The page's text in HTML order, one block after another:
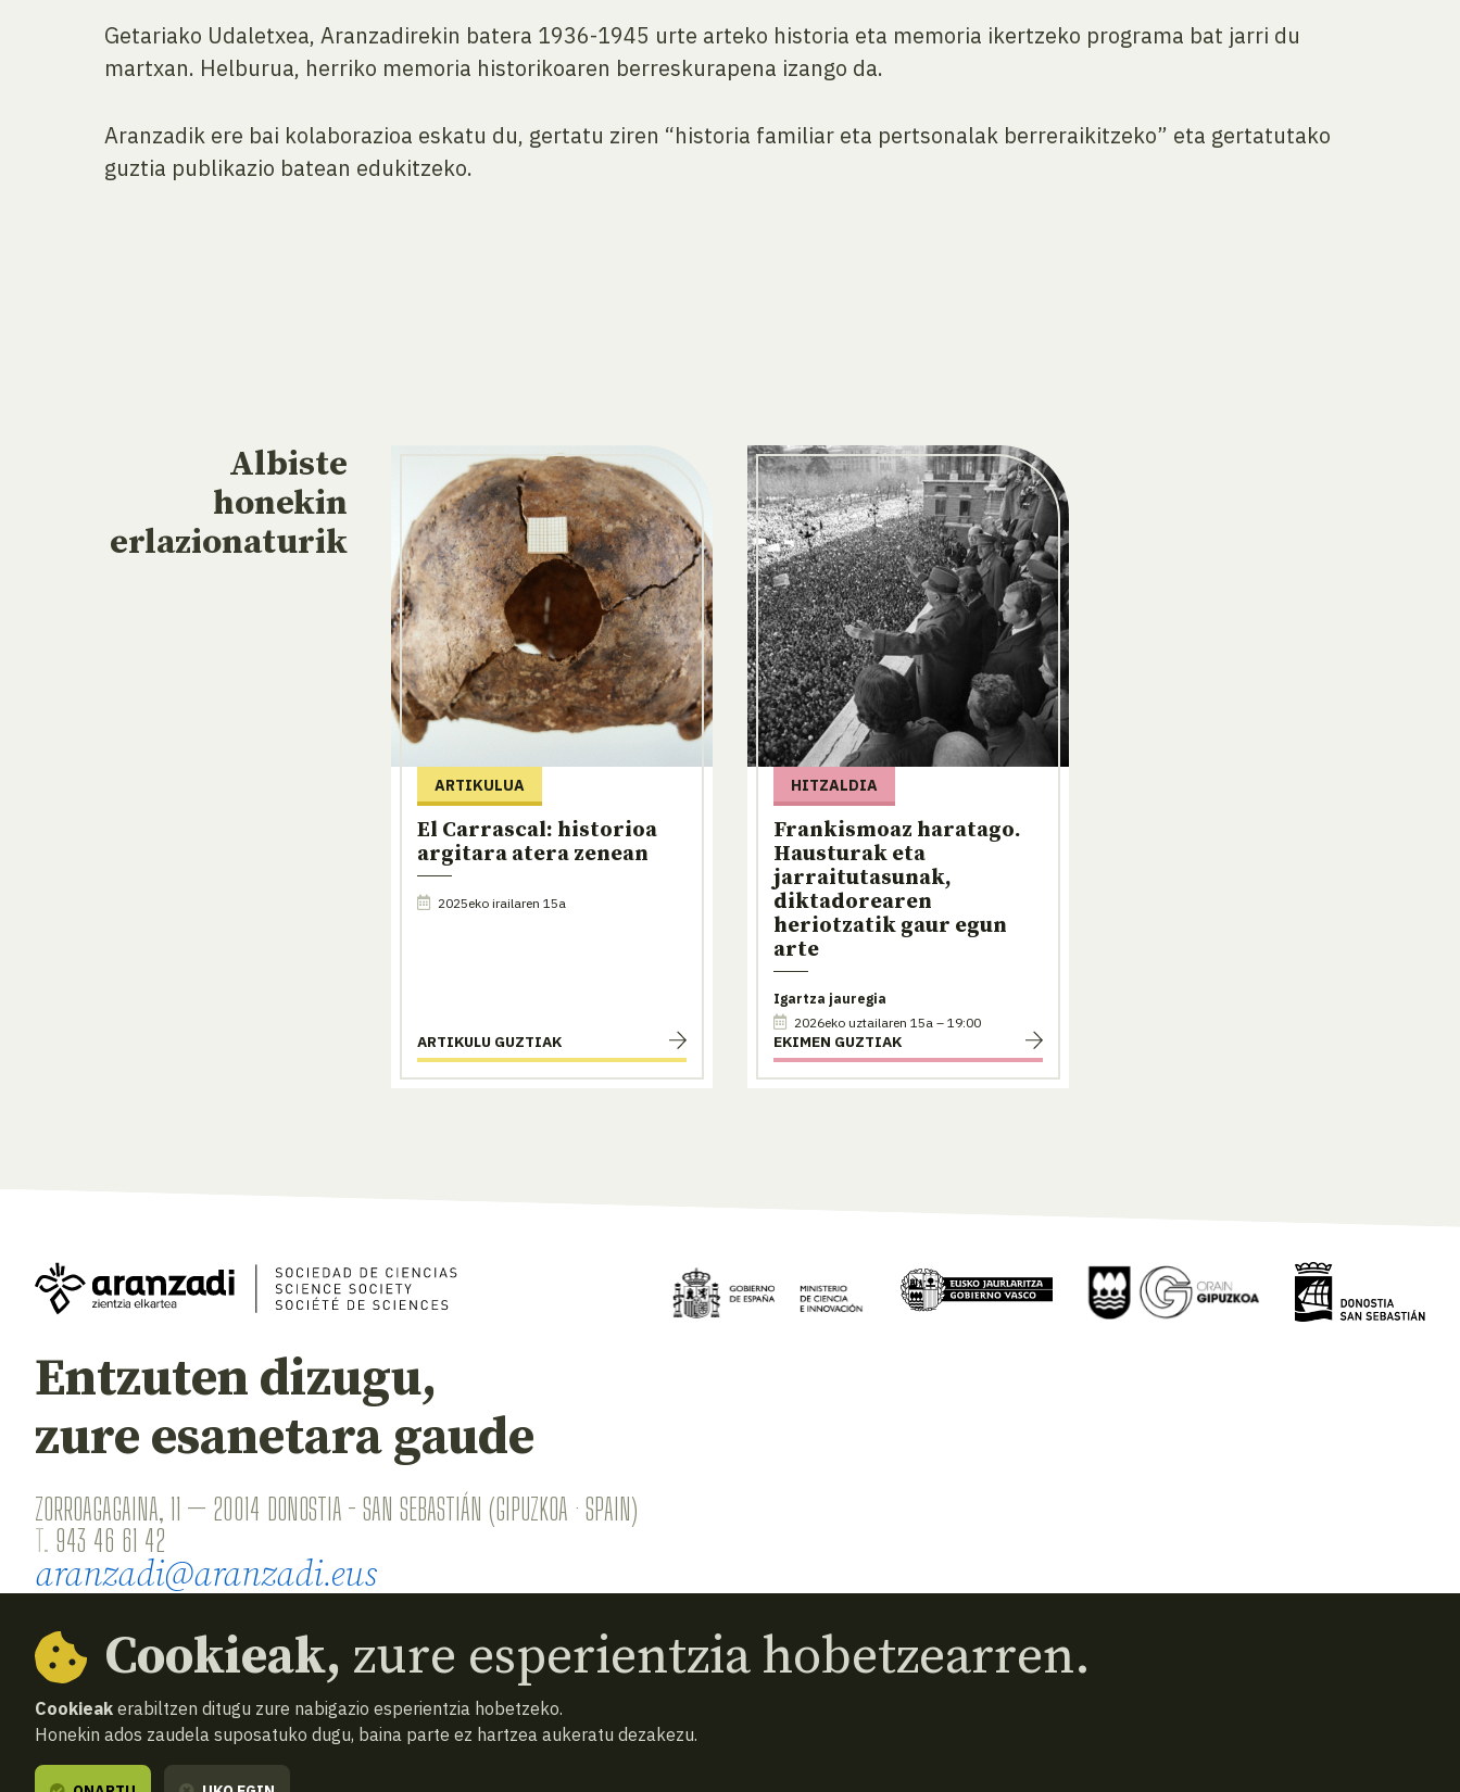
Getariako Udaletxea, Aranzadirekin batera 1936-1945 urte arteko historia eta memoria ikertzeko programa bat jarri du
martxan. Helburua, herriko memoria historikoaren berreskurapena izango da.
Aranzadik ere bai kolaborazioa eskatu du, gertatu ziren “historia familiar eta pertsonalak berreraikitzeko” eta gertatutako
guztia publikazio batean edukitzeko.
Albiste
honekin
erlazionaturik
ARTIKULUA
El Carrascal: historioa
argitara atera zenean
2025eko irailaren 15a
ARTIKULU GUZTIAK
HITZALDIA
Frankismoaz haratago.
Hausturak eta
jarraitutasunak,
diktadorearen
heriotzatik gaur egun
arte
Igartza jauregia
2026eko uztailaren 15a – 19:00
EKIMEN GUZTIAK
Entzuten dizugu,
zure esanetara gaude
ZORROAGAGAINA, 11 — 20014 DONOSTIA - SAN SEBASTIÁN (GIPUZKOA · SPAIN)
T. 943 46 61 42
aranzadi@aranzadi.eus
Aranzadi — Zientzia elkartea
Cookieak, zure esperientzia hobetzearren.
Cookieak erabiltzen ditugu zure nabigazio esperientzia hobetzeko.
Honekin ados zaudela suposatuko dugu, baina parte ez hartzea aukeratu dezakezu.